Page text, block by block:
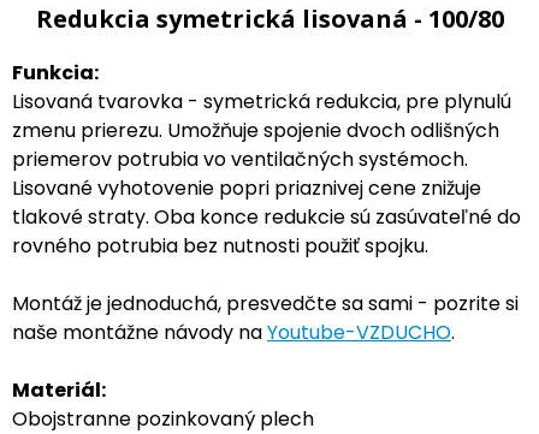
Redukcia symetrická lisovaná - 100/80
Funkcia:
Lisovaná tvarovka - symetrická redukcia, pre plynulú
zmenu prierezu. Umožňuje spojenie dvoch odlišných
priemerov potrubia vo ventilačných systémoch.
Lisované vyhotovenie popri priaznivej cene znižuje
tlakové straty. Oba konce redukcie sú zasúvateľné do
rovného potrubia bez nutnosti použiť spojku.
Montáž je jednoduchá, presvedčte sa sami - pozrite si
naše montážne návody naYoutube-VZDUCHO.
Materiál:
Obojstranne pozinkovaný plech